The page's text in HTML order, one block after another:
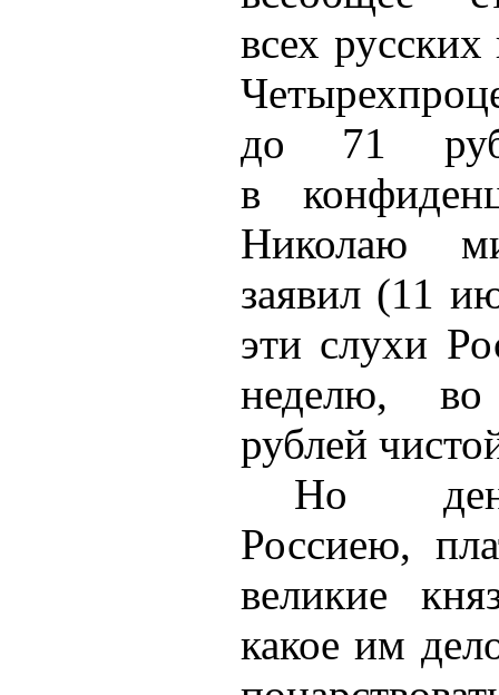
всех
до 71
в
Николаю
заявил (11
эти слухи
неделю,
рублей
Но
Россиею,
великие
какое им